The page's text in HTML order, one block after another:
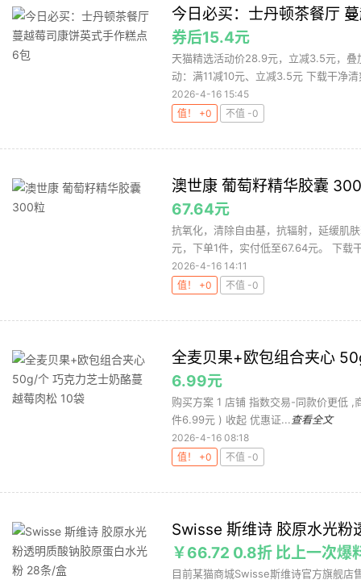
今日必买：士丹顿茶餐厅
券后15.4元
天猫精选活动价28.9元，立减3.5元，
动：满11减10元、立减3.5元 下载干净
2026-4-16 15:45
值！ +0
不值 -0
澳世康 葡萄籽精华胶囊
67.64元
抗氧化，清除自由基，抗辐射，延缓肌
元，下单1件，实付低至67.64元。 下载
2026-4-16 14:11
值！ +0
不值 -0
全麦贝果+欧包组合夹心
6.99元
购买方案 1 店铺 指数交易-同款价更低
件6.99元 ) 收起 优惠证... 查看全文
2026-4-16 08:18
值！ +0
不值 -0
Swisse 斯维诗 胶原水光
￥66.72 0.8折 比上一次爆
目前某猫商城Swisse斯维诗官方旗舰店